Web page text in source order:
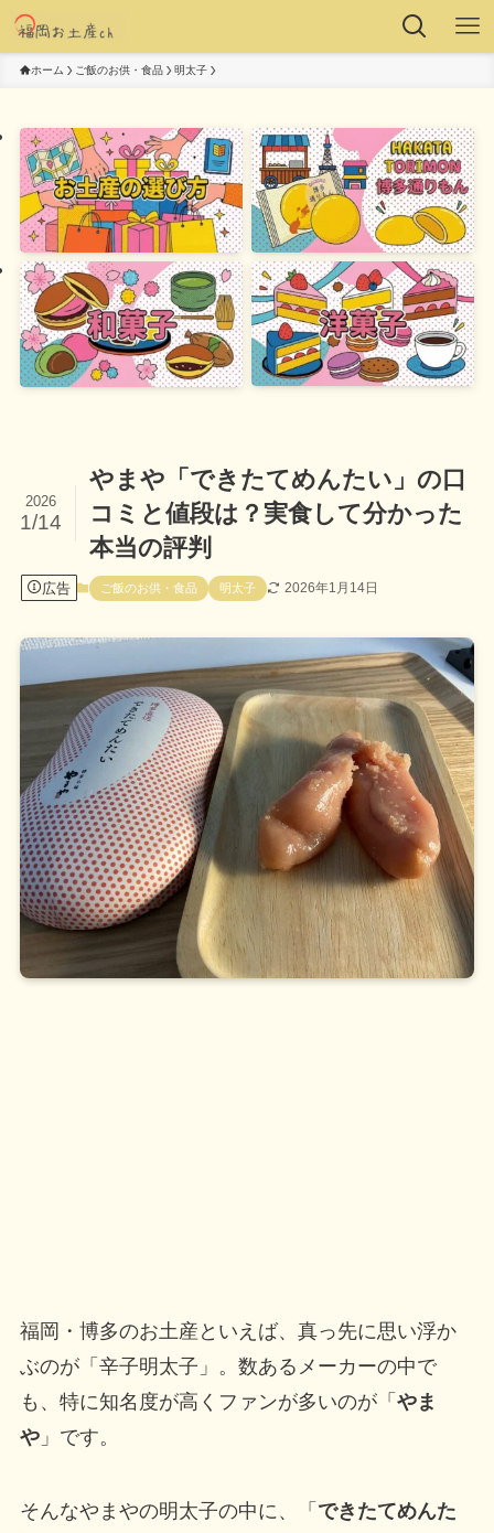
ホーム ご飯のお供・食品 明太子
やまや「できたてめんたい」の口
コミと値段は？実食して分かった
本当の評判
2026
1/14
広告 ご飯のお供・食品 明太子 2026年1月14日
福岡・博多のお土産といえば、真っ先に思い浮か
ぶのが「辛子明太子」。数あるメーカーの中で
も、特に知名度が高くファンが多いのが「 やま
や」です。
そんなやまやの明太子の中に、「 できたてめんた